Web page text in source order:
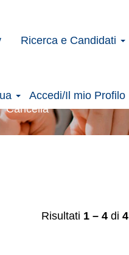
Ricerca e Candidati
Accedi/Il mio Profilo
Cancella
Risultati 1 – 4 di 4